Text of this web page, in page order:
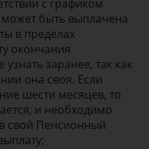
с графиком
быть выплачена
в пределах
окончания
заранее, так как
она своя. Если
шести месяцев, то
и необходимо
свой Пенсионный